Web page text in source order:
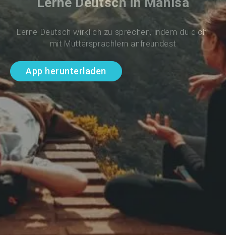
Lerne Deutsch wirklich zu sprechen, indem du dich
mit Muttersprachlern anfreundest
App herunterladen